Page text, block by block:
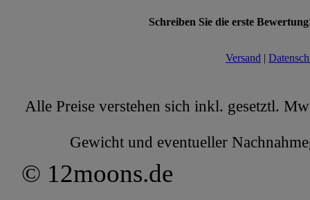
Schreiben Sie die erste
Versand |
Alle Preise verstehen sich inkl. gesetztl.
Gewicht und eventueller
© 12moons.de